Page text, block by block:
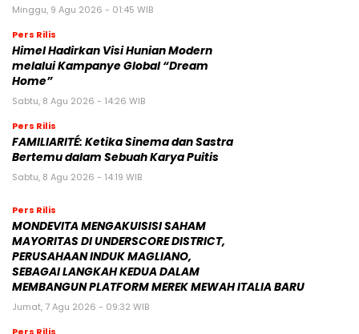
Minggu, 9 Agu 2026 - 01:45 WIB
Pers Rilis
Himel Hadirkan Visi Hunian Modern
melalui Kampanye Global “Dream
Home”
Sabtu, 8 Agu 2026 - 14:26 WIB
Pers Rilis
FAMILIARITÉ: Ketika Sinema dan Sastra
Bertemu dalam Sebuah Karya Puitis
Sabtu, 8 Agu 2026 - 14:19 WIB
Pers Rilis
MONDEVITA MENGAKUISISI SAHAM
MAYORITAS DI UNDERSCORE DISTRICT,
PERUSAHAAN INDUK MAGLIANO,
SEBAGAI LANGKAH KEDUA DALAM
MEMBANGUN PLATFORM MEREK MEWAH ITALIA BARU
Jumat, 7 Agu 2026 - 09:32 WIB